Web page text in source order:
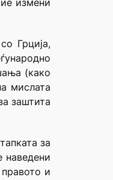
измени
Грција,
(како
мислата
заштита
за
наведени
и